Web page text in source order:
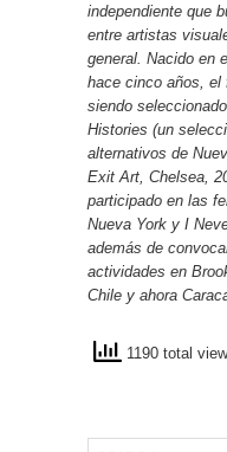
independiente que
entre artistas
general. Nacido en
hace cinco años, el
siendo
Histories (un
alternativos de
Exit Art, Chelsea,
participado en las
Nueva York y I
además de
actividades en
Chile y ahora
1190 total